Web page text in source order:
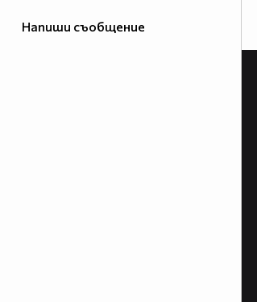
Напиши съобщение